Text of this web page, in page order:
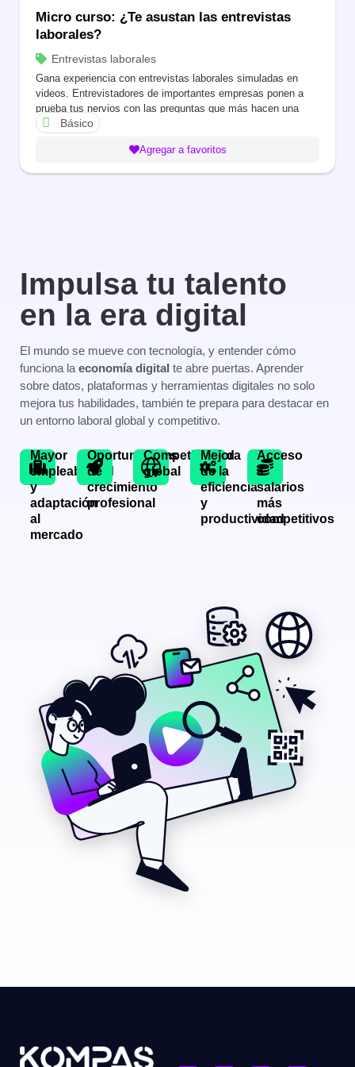
Micro curso: ¿Te asustan las entrevistas
laborales?
Entrevistas laborales
Gana experiencia con entrevistas laborales simuladas en
videos. Entrevistadores de importantes empresas ponen a
prueba tus nervios con las preguntas que más hacen una
entrevista, y luego te cuentan qué es lo que más te conviene
Básico
Agregar a favoritos
Impulsa tu talento
en la era digital
El mundo se mueve con tecnología, y entender cómo
funciona la economía digital te abre puertas. Aprender
sobre datos, plataformas y herramientas digitales no solo
mejora tus habilidades, también te prepara para destacar en
un entorno laboral global y competitivo.
Mayor
empleabilidad
y
adaptación
al
mercado
Oportunidades
de
crecimiento
profesional
Competitividad
global
Mejora
de la
eficiencia
y
productividad
Acceso
a
salarios
más
competitivos